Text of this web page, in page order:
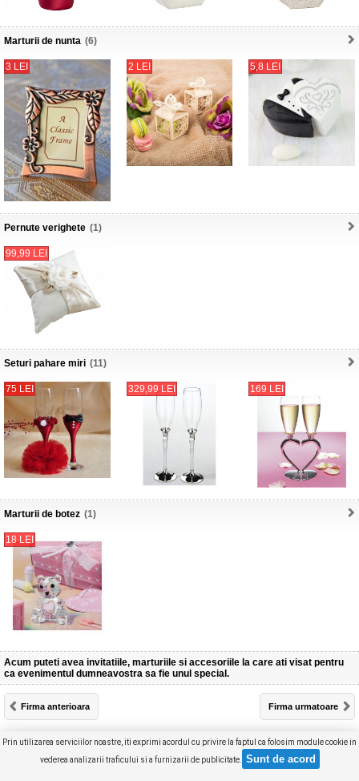
Marturii de nunta (6)
3 LEI 2 LEI 5,8 LEI
Pernute verighete (1)
99,99 LEI
Seturi pahare miri (11)
75 LEI 329,99 LEI 169 LEI
Marturii de botez (1)
18 LEI
Acum puteti avea invitatiile, marturiile si accesoriile la care ati visat pentru
ca evenimentul dumneavostra sa fie unul special.
Firma anterioara Firma urmatoare
Prin utilizarea serviciilor noastre, iti exprimi acordul cu privire la faptul ca folosim module cookie in
vederea analizarii traficului si a furnizarii de publicitate.
Produse selectate (0) Furnizori Concurs Articole
VersiuneDESKTOP